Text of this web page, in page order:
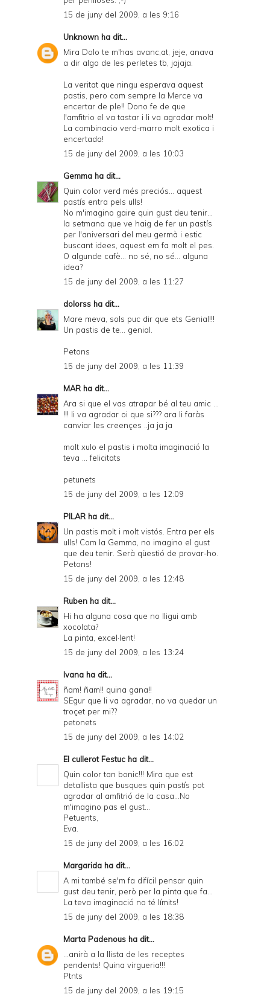
n
l
y
n
d
P
D
15 de juny del 2009, a les 9:16
Unknown ha dit...
Mira Dolo te m'has avanc,at, jeje, anava
a dir algo de les perletes tb, jajaja.
La veritat que ningu esperava aquest
pastis, pero com sempre la Merce va
encertar de ple!! Dono fe de que
l'amfitrio el va tastar i li va agradar molt!
La combinacio verd-marro molt exotica i
encertada!
15 de juny del 2009, a les 10:03
Gemma ha dit...
Quin color verd més preciós... aquest
pastís entra pels ulls!
No m'imagino gaire quin gust deu tenir...
la setmana que ve haig de fer un pastís
per l'aniversari del meu germà i estic
buscant idees, aquest em fa molt el pes.
O algunde cafè... no sé, no sé... alguna
idea?
15 de juny del 2009, a les 11:27
dolorss ha dit...
Mare meva, sols puc dir que ets Genial!!!
Un pastis de te... genial.
Petons
15 de juny del 2009, a les 11:39
MAR ha dit...
Ara si que el vas atrapar bé al teu amic ...
!!! li va agradar oi que si??? ara li faràs
canviar les creençes ..ja ja ja
molt xulo el pastis i molta imaginació la
teva ... felicitats
petunets
15 de juny del 2009, a les 12:09
PILAR ha dit...
Un pastis molt i molt vistós. Entra per els
ulls! Com la Gemma, no imagino el gust
que deu tenir. Serà qüestió de provar-ho.
Petons!
15 de juny del 2009, a les 12:48
Ruben ha dit...
Hi ha alguna cosa que no lligui amb
xocolata?
La pinta, excel·lent!
15 de juny del 2009, a les 13:24
Ivana ha dit...
ñam! ñam!! quina gana!!
SEgur que li va agradar, no va quedar un
troçet per mi??
petonets
15 de juny del 2009, a les 14:02
El cullerot Festuc ha dit...
Quin color tan bonic!!! Mira que est
detallista que busques quin pastís pot
agradar al amfitrió de la casa...No
m'imagino pas el gust...
Petuents,
Eva.
15 de juny del 2009, a les 16:02
Margarida ha dit...
A mi també se'm fa difícil pensar quin
gust deu tenir, però per la pinta que fa...
La teva imaginació no té límits!
15 de juny del 2009, a les 18:38
Marta Padenous ha dit...
...anirà a la llista de les receptes
pendents! Quina virgueria!!!
Ptnts
15 de juny del 2009, a les 19:15